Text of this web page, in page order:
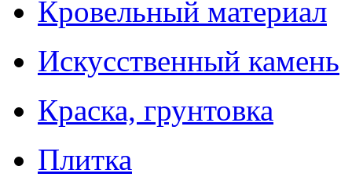
Кровельный материал
Искусственный камень
Краска, грунтовка
Плитка